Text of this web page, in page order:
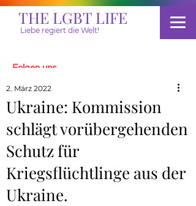
THE LGBT LIFE
Liebe regiert die Welt!
Folgen uns
Spenden
Ukraine: Kommission
schlägt vorübergehenden
Schutz für
Kriegsflüchtlinge aus der
Ukraine.
2. März 2022